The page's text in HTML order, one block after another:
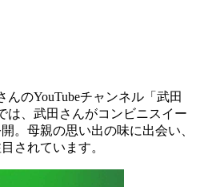
のYouTubeチャンネル「武田
は、武田さんがコンビニスイー
。母親の思い出の味に出会い、
されています。